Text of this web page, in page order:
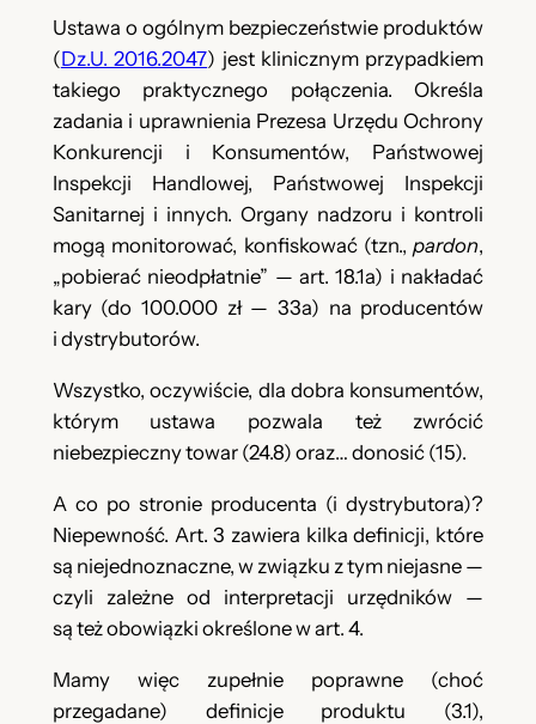
Ustawa o ogólnym bezpieczeństwie produktów
(Dz.U. 2016.2047) jest klinicznym przypadkiem
takiego praktycznego połączenia. Określa
zadania i uprawnienia Prezesa Urzędu Ochrony
Konkurencji i Konsumentów, Państwowej
Inspekcji Handlowej, Państwowej Inspekcji
Sanitarnej i innych. Organy nadzoru i kontroli
mogą monitorować, konfiskować (tzn.,pardon,
„pobierać nieodpłatnie” — art. 18.1a) i nakładać
kary (do 100.000 zł — 33a) na producentów
i dystrybutorów.
Wszystko, oczywiście, dla dobra konsumentów,
którym ustawa pozwala też zwrócić
niebezpieczny towar (24.8) oraz… donosić (15).
A co po stronie producenta (i dystrybutora)?
Niepewność. Art. 3 zawiera kilka definicji, które
są niejednoznaczne, w związku z tym niejasne —
czyli zależne od interpretacji urzędników —
są też obowiązki określone w art. 4.
Mamy więc zupełnie poprawne (choć
przegadane) definicje produktu (3.1),